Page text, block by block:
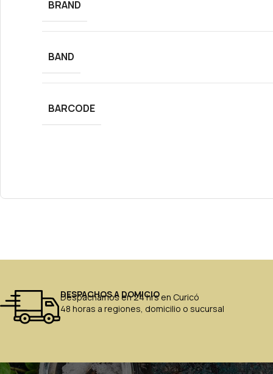
BRAND
BAND
BARCODE
DESPACHOS A DOMICIO
Despachamos en 24 hrs en Curicó
48 horas a regiones, domicilio o sucursal